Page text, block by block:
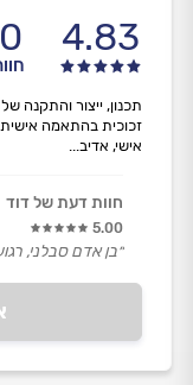
4.83
תכנון, ייצור והתקנה
זכוכית בהתאמה אישית
אישי, אדיב...
חוות דעת של דוד
5.00
״בן אדם סבלני,